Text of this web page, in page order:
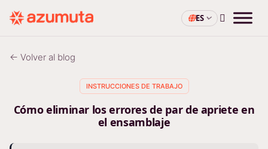
ES
← Volver al blog
INSTRUCCIONES DE TRABAJO
Cómo eliminar los errores de par de apriete en
el ensamblaje